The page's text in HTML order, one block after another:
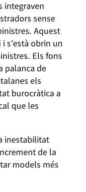
integraven
sense
Aquest
s’està obrin un
Els fons
palanca de
els
burocràtica a
que les
inestabilitat
de la
models més